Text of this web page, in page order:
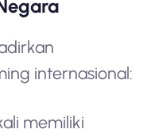
internasional:
memiliki